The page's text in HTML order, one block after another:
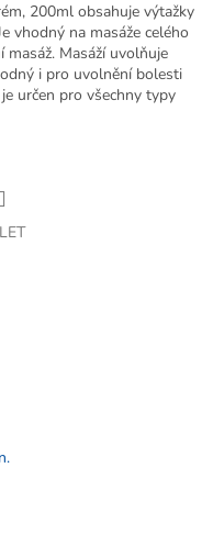
200ml obsahuje výtažky
vhodný na masáže celého
Masáží uvolňuje
i pro uvolnění bolesti
určen pro všechny typy